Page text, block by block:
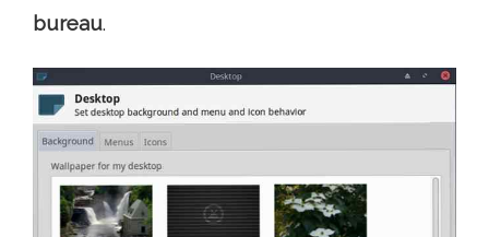
bureau.